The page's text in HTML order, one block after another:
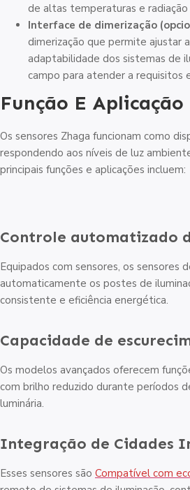
de altas temperaturas e
Interface de dimerização
dimerização que permite ajustar
adaptabilidade dos sistemas de
campo para atender a requisitos
Função E Aplicação
Os sensores Zhaga funcionam como
respondendo aos níveis de luz
principais funções e aplicações incluem:
Controle automatizado
Equipados com sensores, os
automaticamente os postes de
consistente e eficiência energética.
Capacidade de
Os modelos avançados oferecem
com brilho reduzido durante períodos
luminária.
Integração de Cidades
Esses sensores são Compatível com